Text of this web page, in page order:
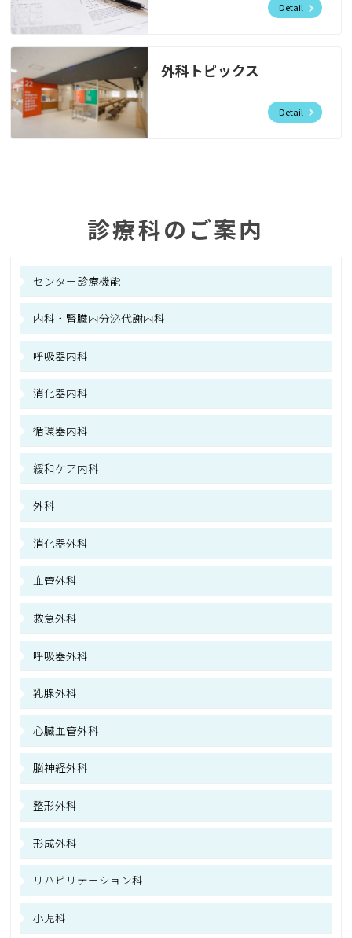
Detail
外科トピックス
Detail
診療科のご案内
センター診療機能
内科・腎臓内分泌代謝内科
呼吸器内科
消化器内科
循環器内科
緩和ケア内科
外科
消化器外科
血管外科
救急外科
呼吸器外科
乳腺外科
心臓血管外科
脳神経外科
整形外科
形成外科
リハビリテーション科
小児科